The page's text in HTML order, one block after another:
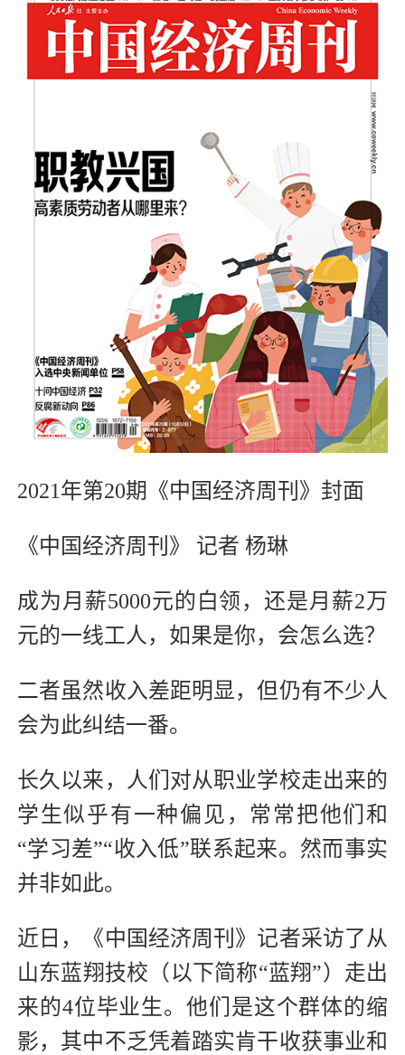
2021年第20期《中国经济周刊》封面
《中国经济周刊》 记者 杨琳
成为月薪5000元的白领，还是月薪2万
元的一线工人，如果是你，会怎么选？
二者虽然收入差距明显，但仍有不少人
会为此纠结一番。
长久以来，人们对从职业学校走出来的
学生似乎有一种偏见，常常把他们和
“学习差”“收入低”联系起来。然而事实
并非如此。
近日，《中国经济周刊》记者采访了从
山东蓝翔技校（以下简称“蓝翔”）走出
来的4位毕业生。他们是这个群体的缩
影，其中不乏凭着踏实肯干收获事业和